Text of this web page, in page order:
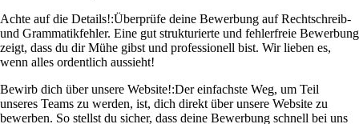
Achte auf die Details!:Überprüfe deine Bewerbung auf Rechtschreib-
und Grammatikfehler. Eine gut strukturierte und fehlerfreie Bewerbung
zeigt, dass du dir Mühe gibst und professionell bist. Wir lieben es,
wenn alles ordentlich aussieht!
Bewirb dich über unsere Website!:Der einfachste Weg, um Teil
unseres Teams zu werden, ist, dich direkt über unsere Website zu
bewerben. So stellst du sicher, dass deine Bewerbung schnell bei uns